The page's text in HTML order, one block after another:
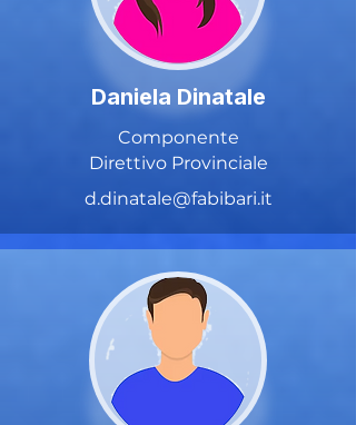
Daniela Dinatale
Componente
Direttivo Provinciale
d.dinatale@fabibari.it